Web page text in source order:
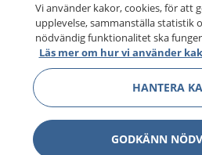
Vi använder kakor, cookies, för att
upplevelse, sammanställa statistik
nödvändig funktionalitet ska
Läs mer om hur vi använder
HANTERA
GODKÄNN